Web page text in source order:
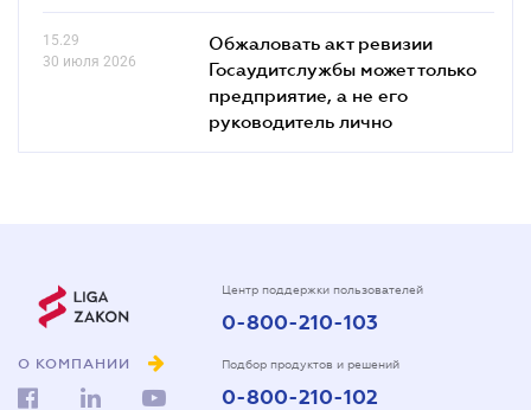
15.29
30 июля 2026
Обжаловать акт ревизии
Госаудитслужбы может только
предприятие, а не его
руководитель лично
О КОМПАНИИ
Центр поддержки пользователей
0-800-210-103
Подбор продуктов и решений
0-800-210-102